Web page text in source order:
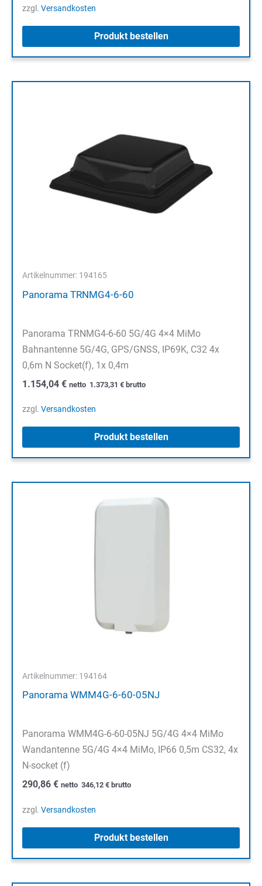
zzgl. Versandkosten
Produkt bestellen
Artikelnummer: 194165
Panorama TRNMG4-6-60
Panorama TRNMG4-6-60 5G/4G 4×4 MiMo
Bahnantenne 5G/4G, GPS/GNSS, IP69K, C32 4x
0,6m N Socket(f), 1x 0,4m
1.154,04 € netto 1.373,31 € brutto
zzgl. Versandkosten
Produkt bestellen
Artikelnummer: 194164
Panorama WMM4G-6-60-05NJ
Panorama WMM4G-6-60-05NJ 5G/4G 4×4 MiMo
Wandantenne 5G/4G 4×4 MiMo, IP66 0,5m CS32, 4x
N-socket (f)
290,86 € netto 346,12 € brutto
zzgl. Versandkosten
Produkt bestellen